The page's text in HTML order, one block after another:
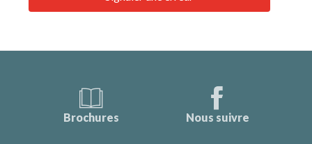
Brochures Nous suivre